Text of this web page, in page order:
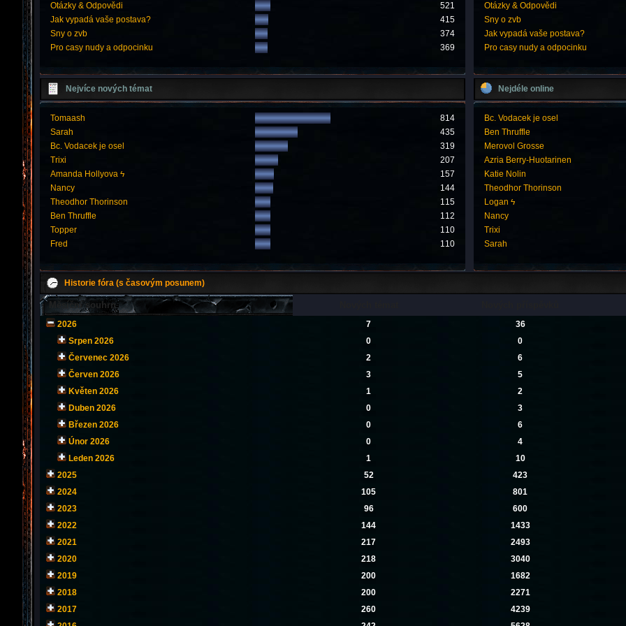
Otázky & Odpovědi
521
Jak vypadá vaše postava?
415
Sny o zvb
374
Pro casy nudy a odpocinku
369
Otázky & Odpovědi
Sny o zvb
Jak vypadá vaše postava?
Pro casy nudy a odpocinku
Nejvíce nových témat
Tomaash
814
Sarah
435
Bc. Vodacek je osel
319
Trixi
207
Amanda Hollyova ϟ
157
Nancy
144
Theodhor Thorinson
115
Ben Thruffle
112
Topper
110
Fred
110
Nejdéle online
Bc. Vodacek je osel
Ben Thruffle
Merovol Grosse
Azria Berry-Huotarinen
Katie Nolin
Theodhor Thorinson
Logan ϟ
Nancy
Trixi
Sarah
Historie fóra (s časovým posunem)
Měsíční souhrn
2026 7
36
Srpen 2026
0
0
Červenec 2026
2
6
Červen 2026
3
5
Květen 2026
1
2
Duben 2026
0
3
Březen 2026
0
6
Únor 2026
0
4
Leden 2026
1
10
2025
52
423
2024
105
801
2023
96
600
2022
144
1433
2021
217
2493
2020
218
3040
2019
200
1682
2018
200
2271
2017
260
4239